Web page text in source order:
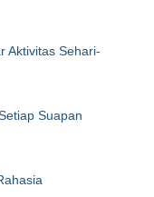
Aktivitas Sehari-
Suapan